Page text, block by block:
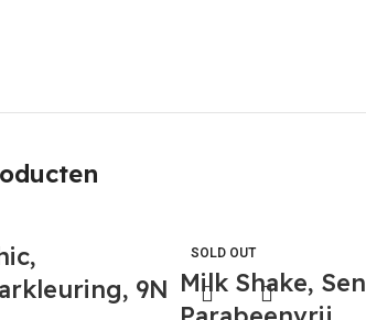
9N
SOLD OUT
Milk Shake,